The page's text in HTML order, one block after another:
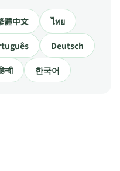
體中文 ไทย
Deutsch
한국어